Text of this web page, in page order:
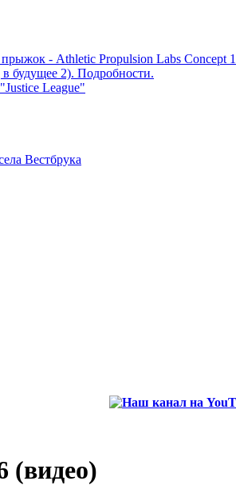
- Athletic Propulsion Labs Concept 1
будущее 2). Подробности.
League"
Вестбрука